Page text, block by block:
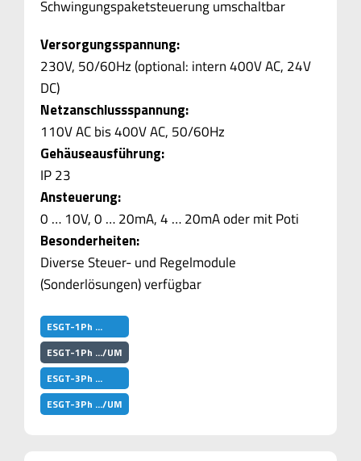
Schwingungspaketsteuerung umschaltbar
Versorgungsspannung:
230V, 50/60Hz (optional: intern 400V AC, 24V
DC)
Netzanschlussspannung:
110V AC bis 400V AC, 50/60Hz
Gehäuseausführung:
IP 23
Ansteuerung:
0 … 10V, 0 … 20mA, 4 … 20mA oder mit Poti
Besonderheiten:
Diverse Steuer- und Regelmodule
(Sonderlösungen) verfügbar
ESGT-1Ph …
ESGT-1Ph …/UM
ESGT-3Ph …
ESGT-3Ph …/UM